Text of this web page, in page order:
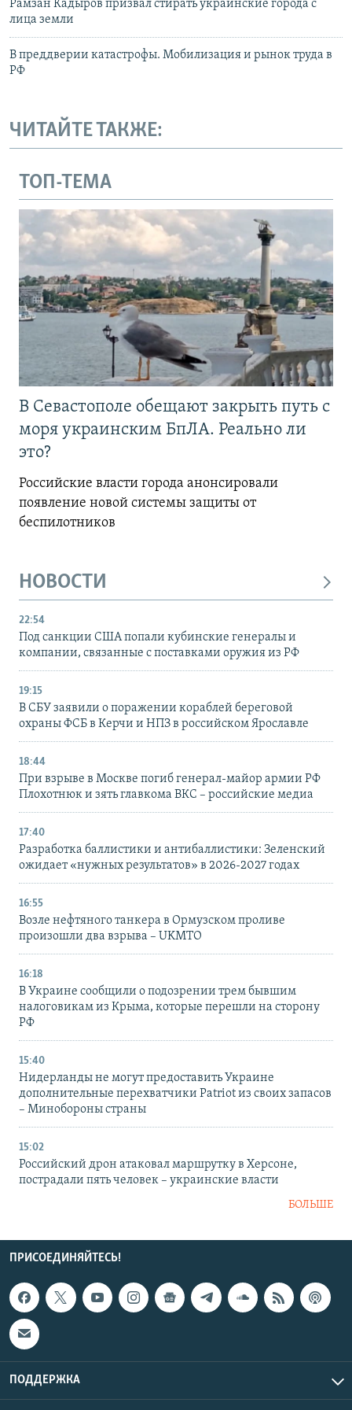
Рамзан Кадыров призвал стирать украинские города с
лица земли
В преддверии катастрофы. Мобилизация и рынок труда в
РФ
ЧИТАЙТЕ ТАКЖЕ:
ТОП-ТЕМА
В Севастополе обещают закрыть путь с
моря украинским БпЛА. Реально ли
это?
Российские власти города анонсировали
появление новой системы защиты от
беспилотников
НОВОСТИ
22:54
Под санкции США попали кубинские генералы и
компании, связанные с поставками оружия из РФ
19:15
В СБУ заявили о поражении кораблей береговой
охраны ФСБ в Керчи и НПЗ в российском Ярославле
18:44
При взрыве в Москве погиб генерал-майор армии РФ
Плохотнюк и зять главкома ВКС – российские медиа
17:40
Разработка баллистики и антибаллистики: Зеленский
ожидает «нужных результатов» в 2026-2027 годах
16:55
Возле нефтяного танкера в Ормузском проливе
произошли два взрыва – UKMTO
16:18
В Украине сообщили о подозрении трем бывшим
налоговикам из Крыма, которые перешли на сторону
РФ
15:40
Нидерланды не могут предоставить Украине
дополнительные перехватчики Patriot из своих запасов
– Минобороны страны
15:02
Российский дрон атаковал маршрутку в Херсоне,
пострадали пять человек – украинские власти
БОЛЬШЕ
ПРИСОЕДИНЯЙТЕСЬ!
ПОДДЕРЖКА